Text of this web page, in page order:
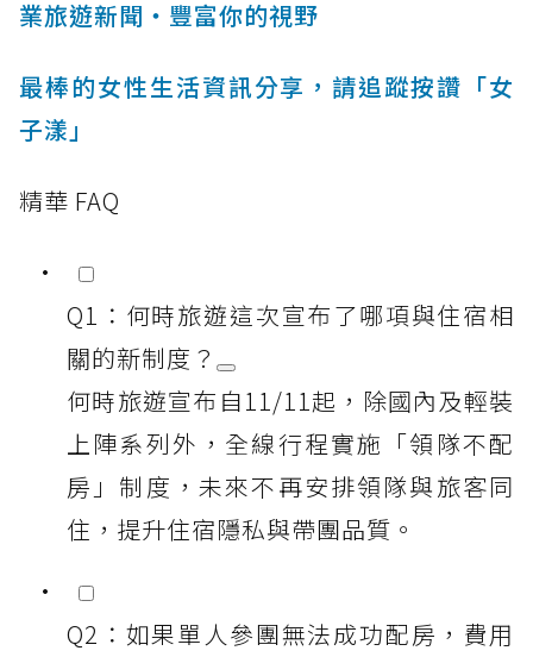
業旅遊新聞‧豐富你的視野
最棒的女性生活資訊分享，請追蹤按讚「女
子漾」
精華 FAQ
Q1：何時旅遊這次宣布了哪項與住宿相
關的新制度？
何時旅遊宣布自11/11起，除國內及輕裝
上陣系列外，全線行程實施「領隊不配
房」制度，未來不再安排領隊與旅客同
住，提升住宿隱私與帶團品質。
Q2：如果單人參團無法成功配房，費用